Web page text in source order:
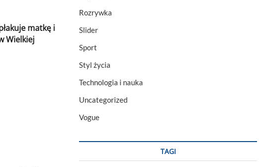
matkę i
Wielkiej
Rozrywka
Slider
Sport
Styl życia
Technologia i nauka
Uncategorized
Vogue
TAGI